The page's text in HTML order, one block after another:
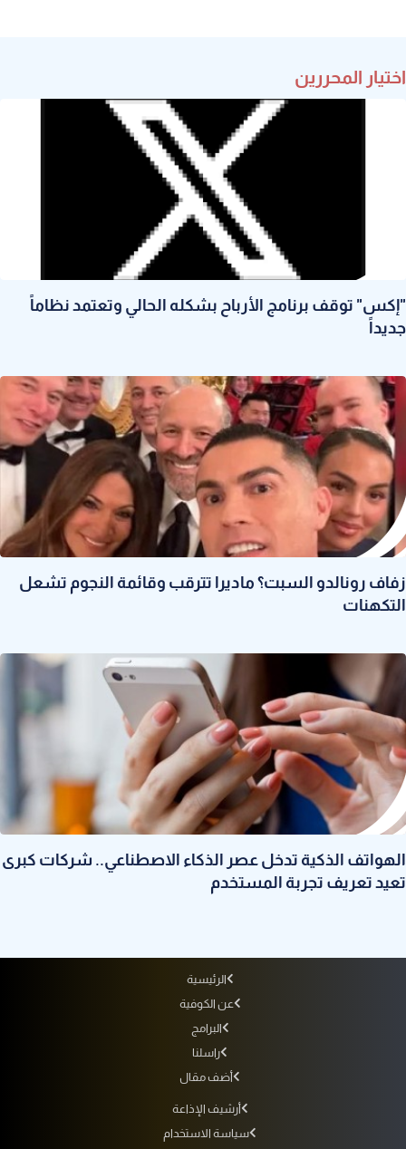
اختيار المحررين
"إكس" توقف برنامج الأرباح بشكله الحالي وتعتمد نظاماً
جديداً
زفاف رونالدو السبت؟ ماديرا تترقب وقائمة النجوم تشعل
التكهنات
الهواتف الذكية تدخل عصر الذكاء الاصطناعي.. شركات كبرى
تعيد تعريف تجربة المستخدم
الرئيسية
عن الكوفية
البرامج
راسلنا
أضف مقال
أرشيف الإذاعة
سياسة الاستخدام